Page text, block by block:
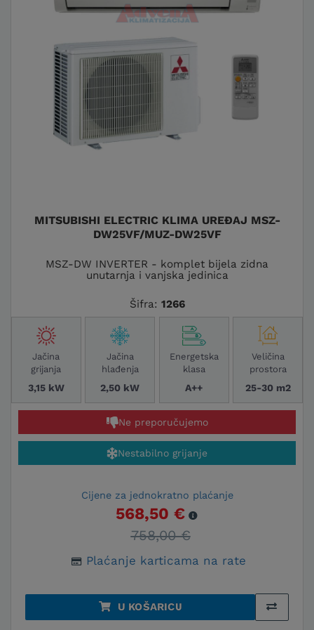
MITSUBISHI ELECTRIC KLIMA UREĐAJ MSZ-
DW25VF/MUZ-DW25VF
MSZ-DW INVERTER - komplet bijela zidna
unutarnja i vanjska jedinica
Šifra: 1266
Jačina
grijanja
3,15 kW
Jačina
hlađenja
2,50 kW
Energetska
klasa
A++
Veličina
prostora
25-30 m2
Ne preporučujemo
Nestabilno grijanje
Cijene za jednokratno plaćanje
568,50 €
758,00 €
Plaćanje karticama na rate
U KOŠARICU